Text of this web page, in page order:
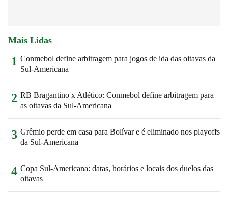
Mais Lidas
1 Conmebol define arbitragem para jogos de ida das oitavas da
Sul-Americana
2 RB Bragantino x Atlético: Conmebol define arbitragem para
as oitavas da Sul-Americana
3 Grêmio perde em casa para Bolívar e é eliminado nos playoffs
da Sul-Americana
4 Copa Sul-Americana: datas, horários e locais dos duelos das
oitavas